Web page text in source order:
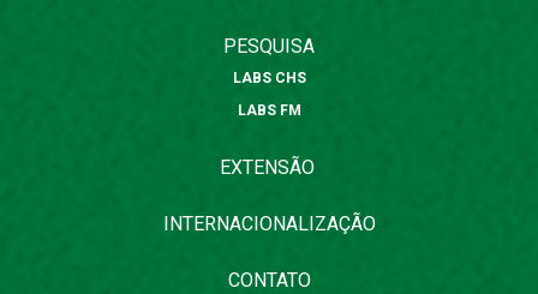
PESQUISA
LABS CHS
LABS FM
EXTENSÃO
INTERNACIONALIZAÇÃO
CONTATO